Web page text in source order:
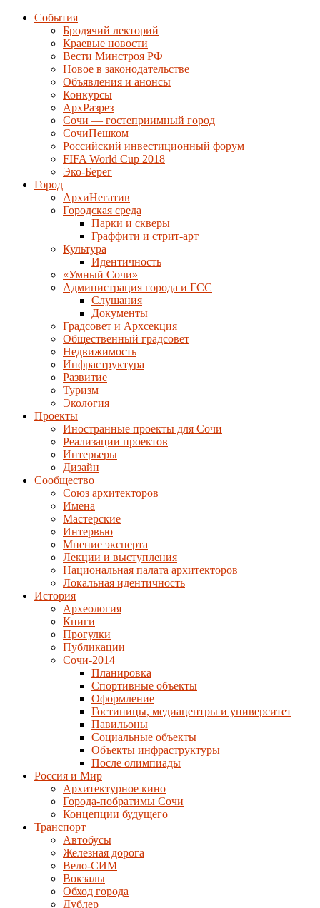
События
Бродячий лекторий
Краевые новости
Вести Минстроя РФ
Новое в законодательстве
Объявления и анонсы
Конкурсы
АрхРазрез
Сочи — гостеприимный город
СочиПешком
Российский инвестиционный форум
FIFA World Cup 2018
Эко-Берег
Город
АрхиНегатив
Городская среда
Парки и скверы
Граффити и стрит-арт
Культура
Идентичность
«Умный Сочи»
Администрация города и ГСС
Слушания
Документы
Градсовет и Архсекция
Общественный градсовет
Недвижимость
Инфраструктура
Развитие
Туризм
Экология
Проекты
Иностранные проекты для Сочи
Реализации проектов
Интерьеры
Дизайн
Сообщество
Союз архитекторов
Имена
Мастерские
Интервью
Мнение эксперта
Лекции и выступления
Национальная палата архитекторов
Локальная идентичность
История
Археология
Книги
Прогулки
Публикации
Сочи-2014
Планировка
Спортивные объекты
Оформление
Гостиницы, медиацентры и университет
Павильоны
Социальные объекты
Объекты инфраструктуры
После олимпиады
Россия и Мир
Архитектурное кино
Города-побратимы Сочи
Концепции будущего
Транспорт
Автобусы
Железная дорога
Вело-СИМ
Вокзалы
Обход города
Дублер